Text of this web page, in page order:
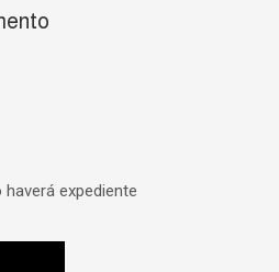
haverá expediente